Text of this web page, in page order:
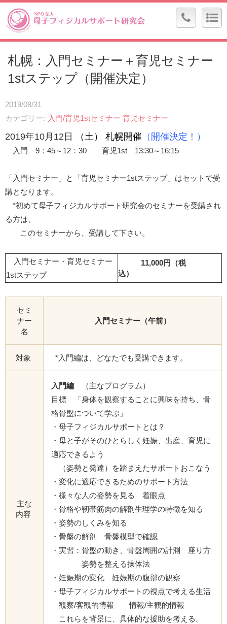
札幌：入門セミナー＋育児セミナー
1stステップ（開催決定）
2019/08/31
カテゴリー
入門/育児1stセミナー 育児セミナー
2019年10月12日 （土） 札幌開催 （開催決定！）
入門 9：45～12：30 育児1st 13:30～16:15
「入門セミナー」と「育児セミナー1stステップ」はセットで受
講となります。
*初めて母子フィジカルサポート研究会のセミナーを受講され
る方は、
このセミナーから、受講して下さい。
入門セミナー・育児セミナー
1stステップ
11,000円（税
込）
セミ
ナー
名
入門セミナー（午前）
対象 *入門編は、どなたでも受講できます。
主な
内容
入門編 （主なプログラム）
目標 「身体を観察することに興味を持ち、骨
格骨盤について学ぶ」
・母子フィジカルサポートとは？
・母と子がそのひとらしく妊娠、出産、育児に
適応できるよう
（姿勢と発達）を踏まえたサポートおこなう
・変化に適応できるためのサポート方法
・様々な人の姿勢を見る 着眼点
・骨格や靭帯筋肉の解剖生理学の特徴を知る
・姿勢のしくみを知る
・骨盤の解剖 骨盤模型で確認
・実習：骨盤の動き、骨盤周囲の計測 座り方
姿勢を整える操体法
・妊娠期の変化 妊娠期の腹部の観察
・母子フィジカルサポートの視点で考える生活
観察/客観的情報 情報/主観的情報
これらを背景に、具体的な援助を考える。